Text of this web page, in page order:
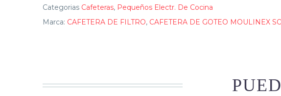
Categorias Cafeteras, Pequeños Electr. De Cocina
Marca: CAFETERA DE FILTRO, CAFETERA DE GOTEO MOULINEX